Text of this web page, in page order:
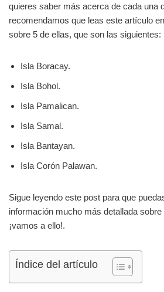
quieres saber más acerca de cada una
recomendamos que leas este artículo
sobre 5 de ellas, que son las siguientes:
Isla Boracay.
Isla Bohol.
Isla Pamalican.
Isla Samal.
Isla Bantayan.
Isla Corón Palawan.
Sigue leyendo este post para que
información mucho más detallada
¡vamos a ello!.
Índice del artículo